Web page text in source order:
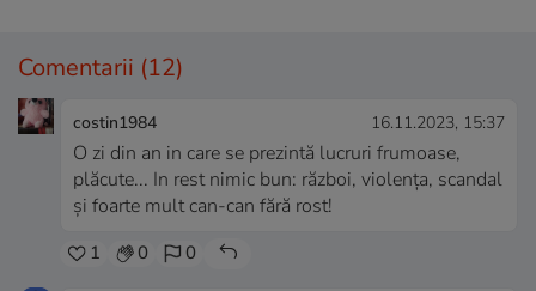
Comentarii (12)
costin1984 16.11.2023, 15:37
O zi din an in care se prezintă lucruri frumoase,
plăcute... In rest nimic bun: război, violența, scandal
și foarte mult can-can fără rost!
1 0 0